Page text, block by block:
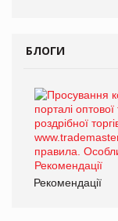
БЛОГИ
Рекомендації